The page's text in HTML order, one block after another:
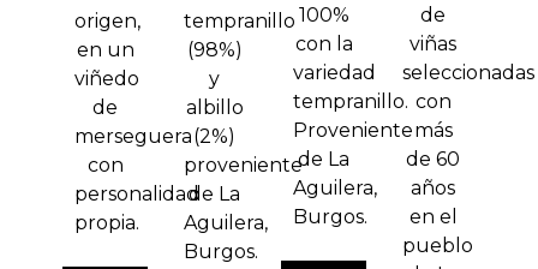
origen,
en un
viñedo
de
merseguera
con
personalidad
propia.
tempranillo
(98%)
y
albillo
(2%)
proveniente
de La
Aguilera,
Burgos.
100%
con la
variedad
tempranillo.
Proveniente
de La
Aguilera,
Burgos.
de
viñas
seleccionadas
con
más
de 60
años
en el
pueblo